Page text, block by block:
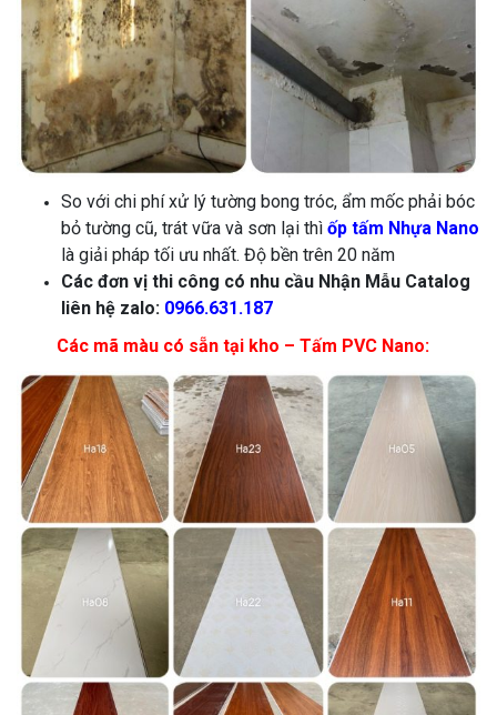
So với chi phí xử lý tường bong tróc, ẩm mốc phải bóc
bỏ tường cũ, trát vữa và sơn lại thì ốp tấm Nhựa Nano
là giải pháp tối ưu nhất. Độ bền trên 20 năm
Các đơn vị thi công có nhu cầu Nhận Mẫu Catalog
liên hệ zalo: 0966.631.187
Các mã màu có sẵn tại kho – Tấm PVC Nano: